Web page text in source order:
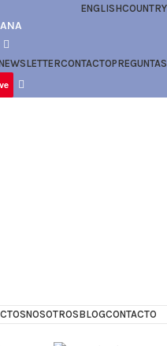
ENGLISHCOUNTRY
CONTACTOPREGUNTAS
NOSOTROSBLOGCONTACTO